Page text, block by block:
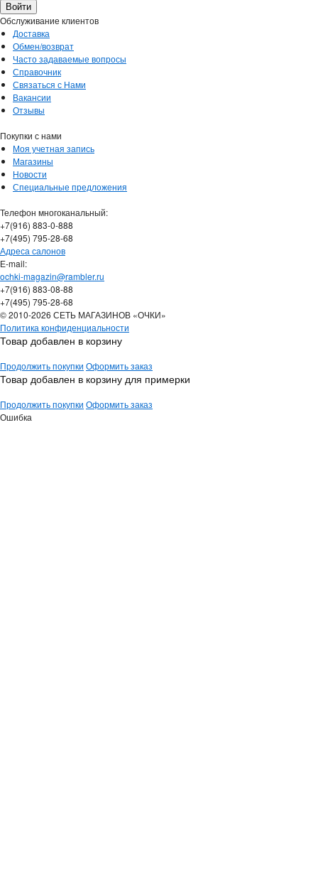
Обслуживание клиентов
Доставка
Обмен/возврат
Часто задаваемые вопросы
Справочник
Связаться с Нами
Вакансии
Отзывы
Покупки с нами
Моя учетная запись
Магазины
Новости
Специальные предложения
Телефон многоканальный:
+7(916) 883-0-888
+7(495) 795-28-68
Адреса салонов
Е-mail:
ochki-magazin@rambler.ru
+7(916) 883-08-88
+7(495) 795-28-68
© 2010-2026 СЕТЬ МАГАЗИНОВ «ОЧКИ»
Политика конфиденциальности
Товар добавлен в корзину
Продолжить покупки Оформить заказ
Товар добавлен в корзину для примерки
Продолжить покупки Оформить заказ
Ошибка